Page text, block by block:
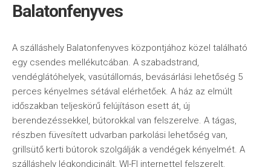
Balatonfenyves
A szálláshely Balatonfenyves központjához közel található
egy csendes mellékutcában. A szabadstrand,
vendéglátóhelyek, vasútállomás, bevásárlási lehetőség 5
perces kényelmes sétával elérhetőek. A ház az elmúlt
időszakban teljeskörű felújításon esett át, új
berendezéssekkel, bútorokkal van felszerelve. A tágas,
részben füvesített udvarban parkolási lehetőség van,
grillsütő kerti bútorok szolgálják a vendégek kényelmét. A
szálláshely légkondicinált, WI-FI internettel felszerelt.